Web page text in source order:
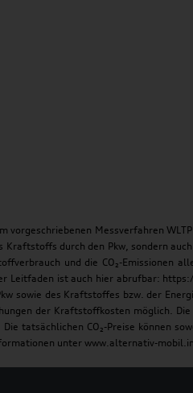
Messverfahren
durch den Pkw, sondern
und die CO₂-Emissionen
Leitfaden ist auch hier abrufbar:
sowie des Kraftstoffes bzw. der
der Kraftstoffkosten möglich.
tatsächlichen CO₂-Preise können
unter www.alternativ-